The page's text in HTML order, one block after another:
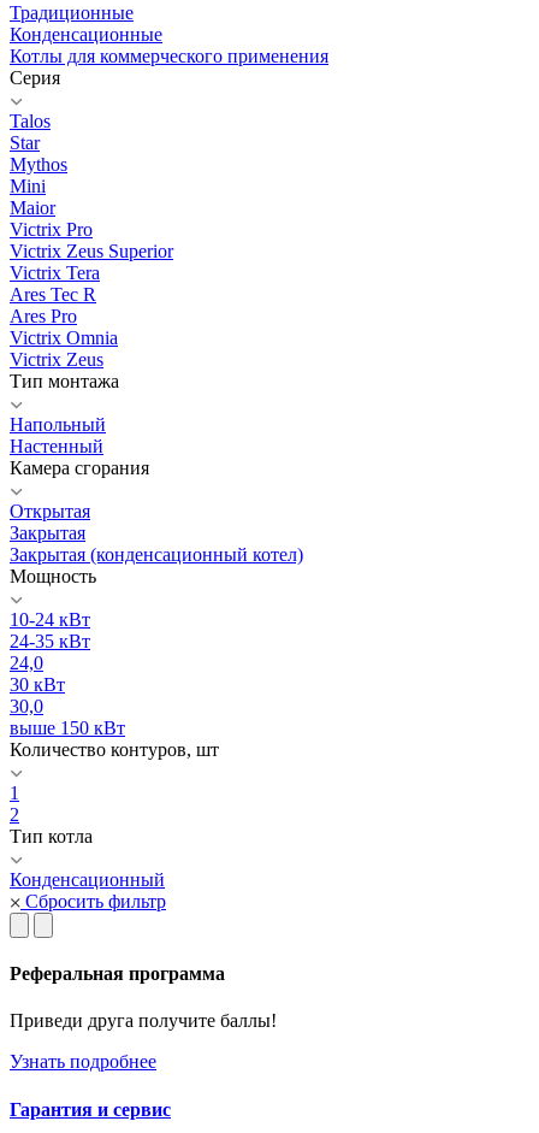
Традиционные
Конденсационные
Котлы для коммерческого применения
Серия
Talos
Star
Mythos
Mini
Maior
Victrix Pro
Victrix Zeus Superior
Victrix Tera
Ares Tec R
Ares Pro
Victrix Omnia
Victrix Zeus
Тип монтажа
Напольный
Настенный
Камера сгорания
Открытая
Закрытая
Закрытая (конденсационный котел)
Мощность
10-24 кВт
24-35 кВт
24,0
30 кВт
30,0
выше 150 кВт
Количество контуров, шт
1
2
Тип котла
Конденсационный
Сбросить фильтр
Реферальная программа
Приведи друга получите баллы!
Узнать подробнее
Гарантия и сервис